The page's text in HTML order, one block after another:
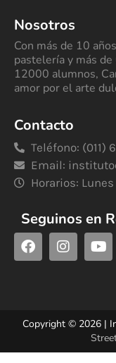
Nosotros
Con más de 10
pastelería y más
12000 alumnos,
amor por el arte
Contacto
Teléfono: (011)
Email:
Horarios: Lunes
Seguinos en
Copyright © 2026 |